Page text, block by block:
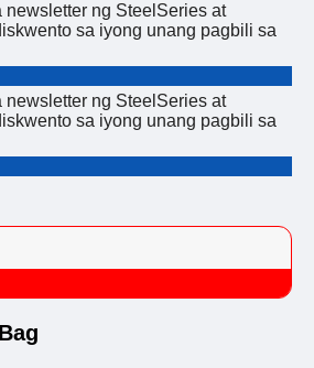
newsletter ng SteelSeries at
sa iyong unang pagbili sa
newsletter ng SteelSeries at
sa iyong unang pagbili sa